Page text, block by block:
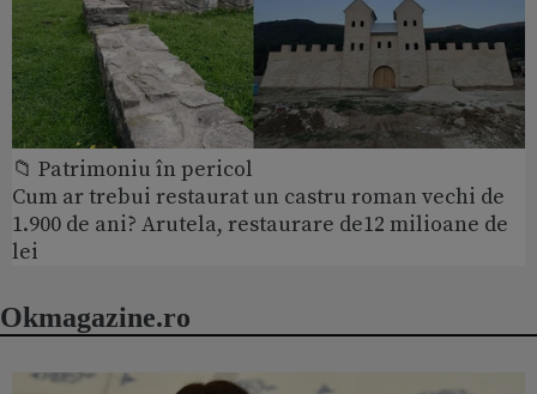
📁 Patrimoniu în pericol
Cum ar trebui restaurat un castru roman vechi de
1.900 de ani? Arutela, restaurare de12 milioane de
lei
Okmagazine.ro